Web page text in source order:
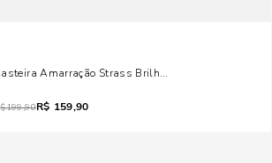
Amarração Strass Brilho Prata
199,90R$ 159,90